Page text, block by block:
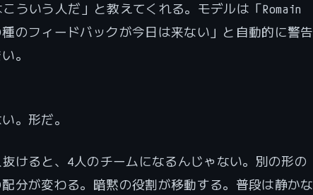
ういう人だ」と教えてくれる。モデルは「Romain
のフィードバックが今日は来ない」と自動的に警告
。
。形だ。
けると、4人のチームになるんじゃない。別の形の
分が変わる。暗黙の役割が移動する。普段は静かな